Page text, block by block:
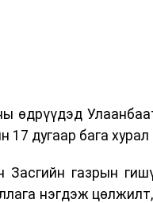
өдрүүдэд
дугаар бага хурал
газрын
нэгдэж